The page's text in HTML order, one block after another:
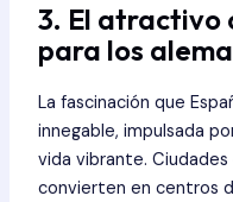
3. El atractivo
para los
La fascinación que
innegable, impulsada
vida vibrante.
convierten en centros